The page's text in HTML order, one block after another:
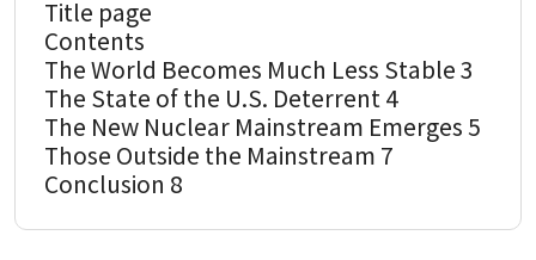
Title page
Contents
The World Becomes Much Less Stable 3
The State of the U.S. Deterrent 4
The New Nuclear Mainstream Emerges 5
Those Outside the Mainstream 7
Conclusion 8